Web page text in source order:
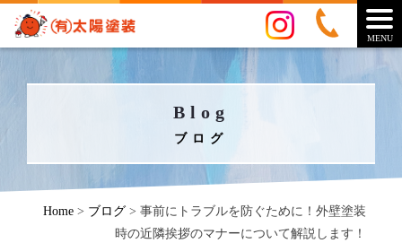
MENU
Blog
ブログ
Home > ブログ > 事前にトラブルを防ぐために！外壁塗装
時の近隣挨拶のマナーについて解説します！